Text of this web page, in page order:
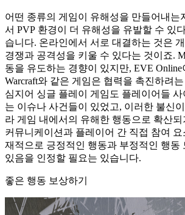
어떤 종류의 게임이 유해성을 만들어내는
서 PVP 환경이 더 유해성을 유발할 수 있
습니다. 온라인에서 서로 대결하는 것은
경쟁과 공격성을 키울 수 있다는 것이죠.
동을 유도하는 경향이 있지만, EVE Online
Warcraft와 같은 게임은 협력을 촉진하려
심지어 싱글 플레이 게임도 플레이어들 사
는 이슈나 사건들이 있었고, 이러한 불신
라 게임 내에서의 유해한 행동으로 확산
커뮤니케이션과 플레이어 간 직접 참여
재적으로 긍정적인 행동과 부정적인 행동
있음을 인정할 필요는 있습니다.
좋은 행동 보상하기